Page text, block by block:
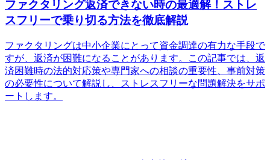
ファクタリング返済できない時の最適解！ストレ
スフリーで乗り切る方法を徹底解説
ファクタリングは中小企業にとって資金調達の有力な手段で
すが、返済が困難になることがあります。この記事では、返
済困難時の法的対応策や専門家への相談の重要性、事前対策
の必要性について解説し、ストレスフリーな問題解決をサポ
ートします。